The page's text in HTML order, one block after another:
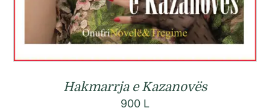
Hakmarrja e Kazanovës
900 L